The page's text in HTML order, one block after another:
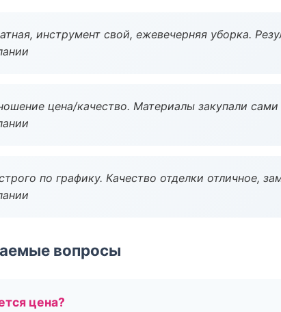
инструмент свой, ежевечерняя уборка.
цена/качество. Материалы закупали
по графику. Качество отделки отличное,
вопросы
цена?